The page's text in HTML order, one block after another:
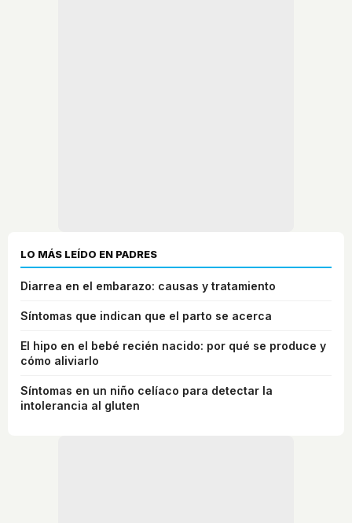
LO MÁS LEÍDO EN PADRES
Diarrea en el embarazo: causas y tratamiento
Síntomas que indican que el parto se acerca
El hipo en el bebé recién nacido: por qué se produce y
cómo aliviarlo
Síntomas en un niño celíaco para detectar la
intolerancia al gluten